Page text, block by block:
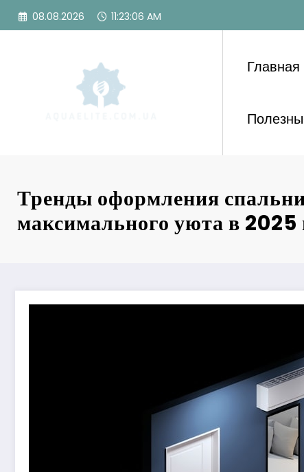
Перейти
08.08.2026 11:23:08 AM
Главная
Тренды оформления
максимального уюта в 2025